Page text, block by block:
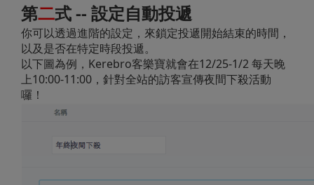
第二式 -- 設定自動投遞
你可以透過進階的設定，來鎖定投遞開始結束的時間，
以及是否在特定時段投遞。
以下圖為例，Kerebro客樂寶就會在12/25-1/2 每天晚
上10:00-11:00，針對全站的訪客宣傳夜間下殺活動
囉！